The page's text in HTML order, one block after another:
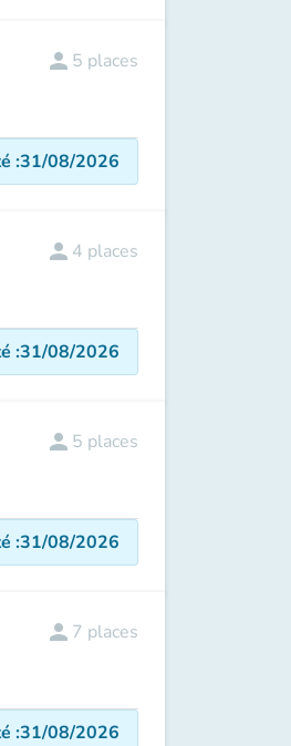
person 5 places
:31/08/2026
person 4 places
:31/08/2026
person 5 places
:31/08/2026
person 7 places
:31/08/2026